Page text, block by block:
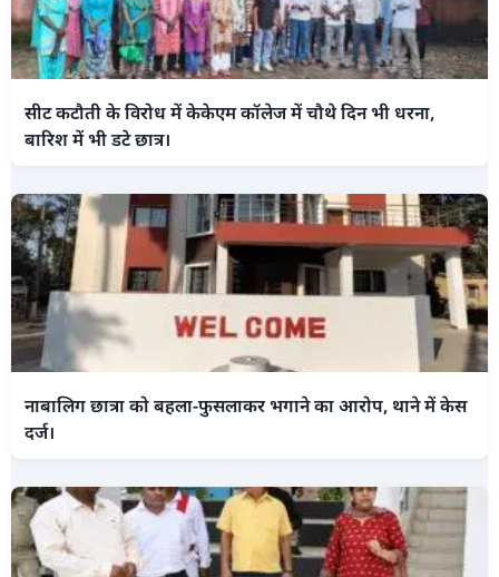
सीट कटौती के विरोध में केकेएम कॉलेज में चौथे दिन भी धरना,
बारिश में भी डटे छात्र।
नाबालिग छात्रा को बहला-फुसलाकर भगाने का आरोप, थाने में केस
दर्ज।